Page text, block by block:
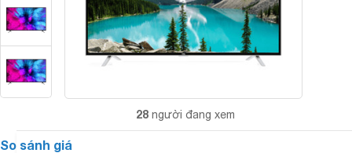
28 người đang xem
So sánh giá